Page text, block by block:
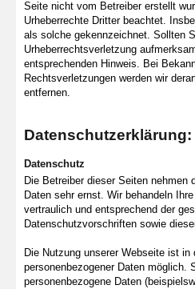
Seite nicht vom Betreiber erstellt
Urheberrechte Dritter beachtet.
als solche gekennzeichnet. Sollten
Urheberrechtsverletzung
entsprechenden Hinweis. Bei
Rechtsverletzungen werden wir
entfernen.
Datenschutzerklärung:
Datenschutz
Die Betreiber dieser Seiten nehmen
Daten sehr ernst. Wir behandeln
vertraulich und entsprechend der
Datenschutzvorschriften sowie
Die Nutzung unserer Webseite ist in
personenbezogener Daten möglich.
personenbezogene Daten